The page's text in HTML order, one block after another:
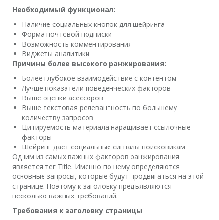
Необходимый функционал:
Наличие социальных кнопок для шейринга
Форма почтовой подписки
Возможность комментирования
Виджеты аналитики
Причины более высокого ранжирования:
Более глубокое взаимодействие с контентом
Лучше показатели поведенческих факторов
Выше оценки асессоров
Выше текстовая релевантность по большему
количеству запросов
Цитируемость материала наращивает ссылочные
факторы
Шейринг дает социальные сигналы поисковикам
Одним из самых важных факторов ранжирования
является тег Title. Именно по нему определяются
основные запросы, которые будут продвигаться на этой
странице. Поэтому к заголовку предъявляются
несколько важных требований.
Требования к заголовку страницы